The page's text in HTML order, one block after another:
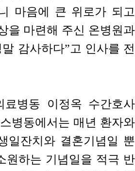
마음에 큰 위로가 되고
을 마련해 주신 온병원과
감사하다”고 인사를 전
료병동 이정옥 수간호사
병동에서는 매년 환자와
일잔치와 결혼기념일 뿐
원하는 기념일을 적극 반